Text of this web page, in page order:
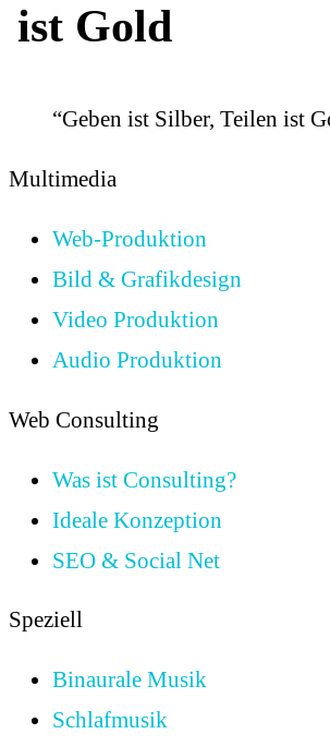
ist Gold
“Geben ist Silber, Teilen ist
Multimedia
Web-Produktion
Bild & Grafikdesign
Video Produktion
Audio Produktion
Web Consulting
Was ist Consulting?
Ideale Konzeption
SEO & Social Net
Speziell
Binaurale Musik
Schlafmusik